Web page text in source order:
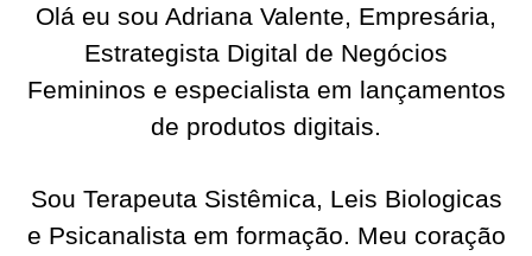
Olá eu sou Adriana Valente, Empresária,
Estrategista Digital de Negócios
Femininos e especialista em lançamentos
de produtos digitais.
Sou Terapeuta Sistêmica, Leis Biologicas
e Psicanalista em formação. Meu coração